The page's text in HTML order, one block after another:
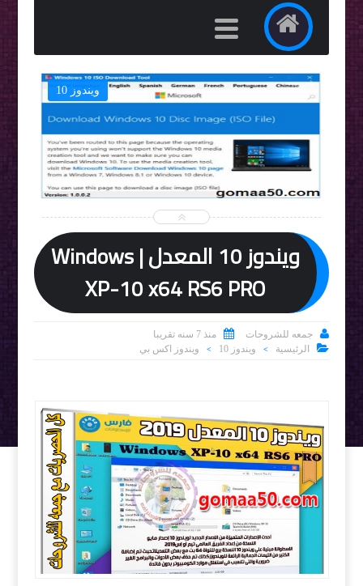
ويندوز 10
ويندوز 10 المعدل | Windows
XP-10 x64 RS6 PRO
 جمعه للشروحات 
منذ 7 سنه تقريبا

الرئيسية > ويندوز 10 > ويندوز اكس بي